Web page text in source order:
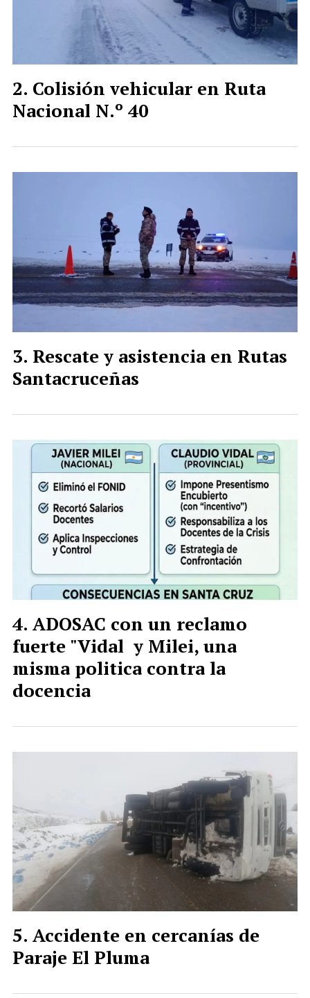
Colisión vehicular en Ruta
Nacional N.º 40
Rescate y asistencia en Rutas
Santacruceñas
ADOSAC con un reclamo
fuerte "Vidal y Milei, una
misma politica contra la
docencia
Accidente en cercanías de
Paraje El Pluma